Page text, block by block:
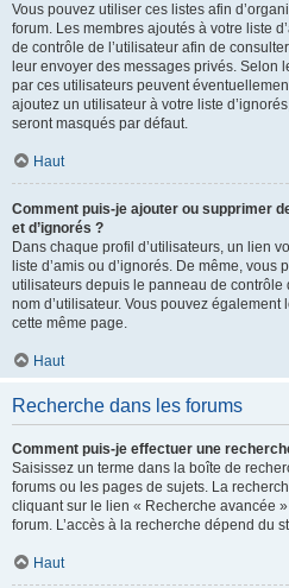
Vous pouvez utiliser ces listes afin
forum. Les membres ajoutés à votre liste
de contrôle de l’utilisateur afin de
leur envoyer des messages privés. Selon
par ces utilisateurs peuvent
ajoutez un utilisateur à votre liste
seront masqués par défaut.
Haut
Comment puis-je ajouter ou supprimer
et d’ignorés ?
Dans chaque profil d’utilisateurs, un lien
liste d’amis ou d’ignorés. De même,
utilisateurs depuis le panneau de contrôle
nom d’utilisateur. Vous pouvez
cette même page.
Haut
Recherche dans les forums
Comment puis-je effectuer une
Saisissez un terme dans la boîte de
forums ou les pages de sujets. La
cliquant sur le lien « Recherche avancée
forum. L’accès à la recherche dépend du
Haut